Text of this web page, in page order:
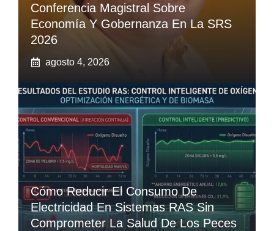
Conferencia Magistral Sobre
Economía Y Gobernanza En La SRS
2026
agosto 4, 2026
Cómo Reducir El Consumo De
Electricidad En Sistemas RAS Sin
Comprometer La Salud De Los Peces